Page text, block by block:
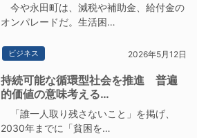
今や永田町は、減税や補助金、給付金の
オンパレードだ。生活困…
ビジネス 2026年5月12日
持続可能な循環型社会を推進 普遍
的価値の意味考える…
「誰一人取り残さないこと」を掲げ、
2030年までに「貧困を…